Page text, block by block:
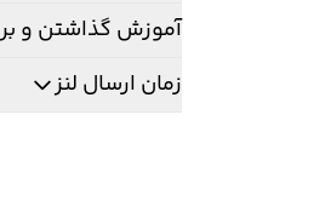
آموزش گذاشتن و
زمان ارسال لنز